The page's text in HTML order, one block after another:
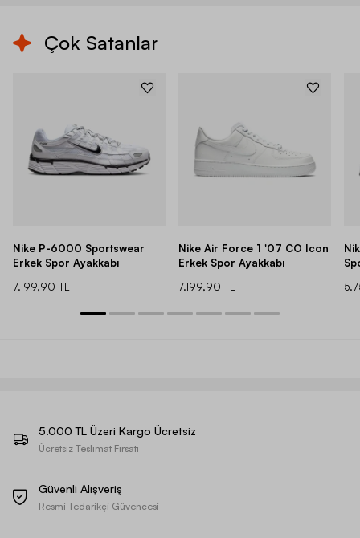
Çok Satanlar
Nike P-6000 Sportswear
Erkek Spor Ayakkabı
7.199,90 TL
Nike Air Force 1 '07 CO Icon
Erkek Spor Ayakkabı
7.199,90 TL
5.000 TL Üzeri Kargo Ücretsiz
Ücretsiz Teslimat Fırsatı
Güvenli Alışveriş
Resmi Tedarikçi Güvencesi